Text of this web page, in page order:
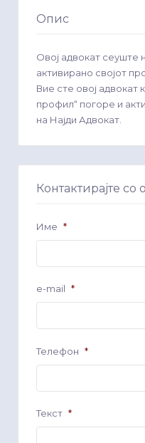
Опис
Овој адвокат сеуште
активирано својот
Вие сте овој адвокат
профил“ погоре и
на Најди Адвокат.
Контактирајте со
Име *
e-mail *
Телефон *
Текст *